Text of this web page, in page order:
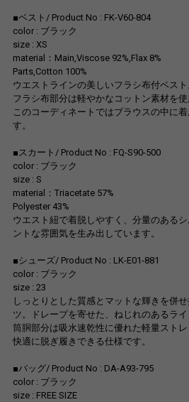
■ベスト/ Product No : FK-V60-804
color : ブラック
size : XS
material：Main,Viscose 92%,Flax 8%
Parts,Cotton 100%
ウエストラインの美しいフラシ布付ベスト
フラシ布部分は軽やかなコットン素材を使
このコーディネートではブラウスの中に
す。
■スカート/ Product No : FQ-S90-500
color : ブラック
size : S
material：Triacetate 57%
Polyester 43%
ウエスト紐で着脱しやすく、分量のある
ントな雰囲気を生み出しています。
■シューズ/ Product No : LK-E01-881
color : ブラック
size : 23
しっとりとした質感とマットな輝きを併
ツ。ドレープを寄せた、ねじれのあるライ
筒胴部分は吸水速乾性に優れた軽量ストレ
快適に脱ぎ履きできる仕様です。
■バッグ/ Product No : DA-A93-795
color : ブラック
size : FREE SIZE